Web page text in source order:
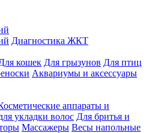
Диагностика ЖКТ
кошек Для грызунов Для птиц
Аквариумы и аксессуары
аппараты и
укладки волос Для бритья и
Массажеры Весы напольные